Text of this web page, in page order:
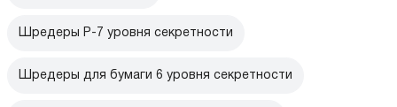
Шредеры P-7 уровня секретности
Шредеры для бумаги 6 уровня секретности